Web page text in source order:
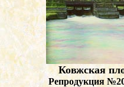
Ковжская
Репродукция